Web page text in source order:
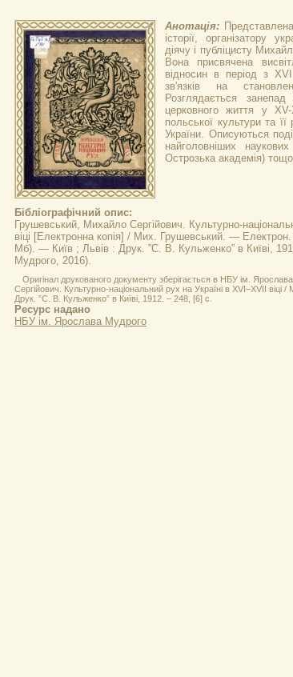
Анотація:
історії, організатору
діячу і публіцисту
Вона присвячена
відносин в період з
зв'язків на
Розглядається занепад
церковного життя у
польської культури та
України. Описуються
найголовніших
Острозька академія)
Бібліографічний опис:
Грушевський, Михайло Сергійович. Культурно-
віці [Електронна копія] / Мих. Грушевський. —
Мб). — Київ ; Львів : Друк. ”С. В. Кульженко” в Київі,
Мудрого, 2016).
Оригінал друкованого документу зберігається в НБУ ім.
Сергійович. Культурно-національний рух на Україні в XVI–XVII
Друк. ”С. В. Кульженко” в Київі, 1912. – 248, [6] с.
Ресурс надано
НБУ ім. Ярослава Мудрого